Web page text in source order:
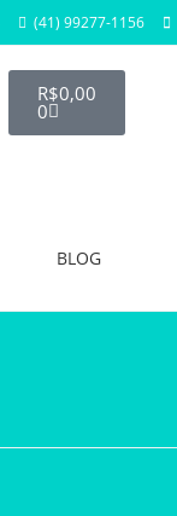
(41) 99277-1156
R$0,00
0
BLOG